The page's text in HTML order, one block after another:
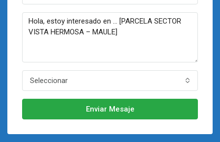
Seleccionar
Enviar Mesaje